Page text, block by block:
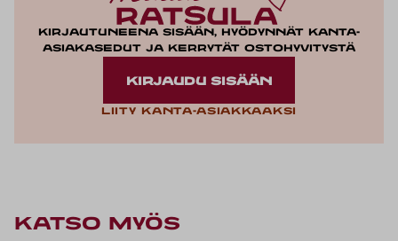
Kirjautuneena sisään, hyödynnät kanta-
asiakasedut ja kerrytät ostohyvitystä
KIRJAUDU SISÄÄN
Liity kanta-asiakkaaksi
KATSO MYÖS